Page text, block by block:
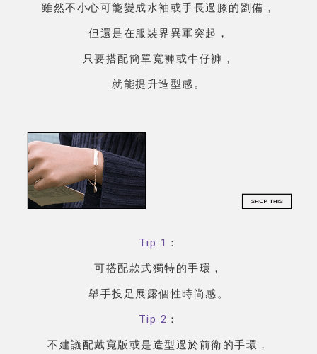
雖然不小心可能變成水袖或手長過膝的劉備，
但還是在服裝界異軍突起，
只要搭配簡單寬褲或牛仔褲，
就能提升造型感。
Tip 1 ：
可搭配款式獨特的手環，
舉手投足展露個性時尚感。
Tip 2 ：
不建議配戴寬版或是造型過於前衛的手環，